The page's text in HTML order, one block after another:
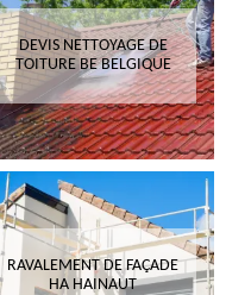
DEVIS NETTOYAGE DE
TOITURE BE BELGIQUE
RAVALEMENT DE FAÇADE
HA HAINAUT